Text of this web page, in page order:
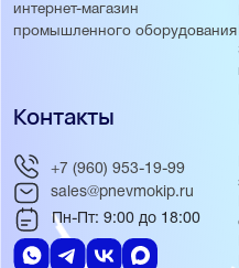
интернет-магазин
промышленного оборудования
Контакты
+7 (960) 953-19-99
sales@pnevmokip.ru
Пн-Пт: 9:00 до 18:00